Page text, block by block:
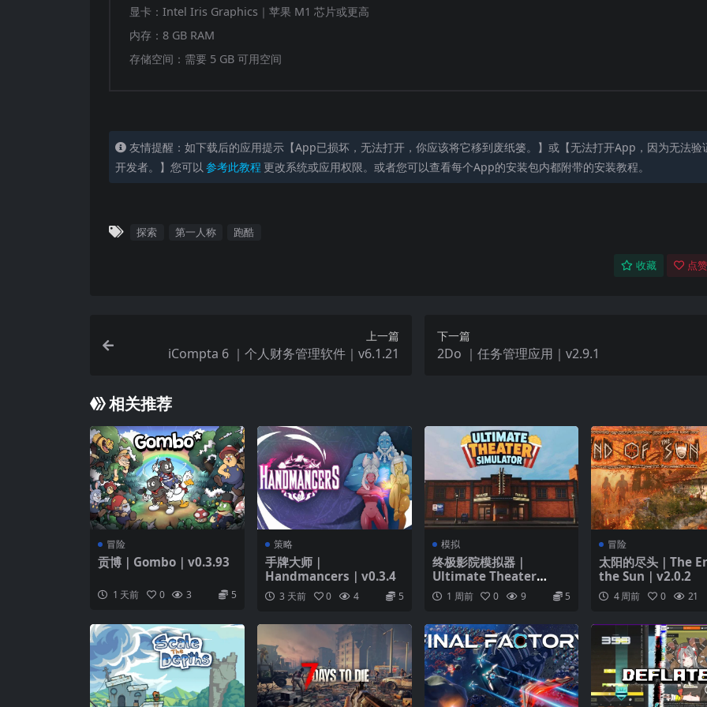
显卡：Intel Iris Graphics｜苹果 M1 芯片或更高
内存：8 GB RAM
存储空间：需要 5 GB 可用空间
友情提醒：如下载后的应用提示【App已损坏，无法打开，你应该将它移到废纸篓。】或【无法打开App，因为无法验
开发者。】您可以 参考此教程 更改系统或应用权限。或者您可以查看每个App的安装包内都附带的安装教程。
探索 第一人称 跑酷
收藏 点
上一篇
iCompta 6 ｜个人财务管理软件｜v6.1.21
下一篇
2Do ｜任务管理应用｜v2.9.1
相关推荐
冒险
贡博｜Gombo｜v0.3.93
1 天前 0 3 5
策略
手牌大师｜
Handmancers｜v0.3.4
3 天前 0 4 5
模拟
终极影院模拟器｜
Ultimate Theater
Simulator｜v1.4.0
1 周前 0 9 5
冒险
太阳的尽头｜The
the Sun｜v2.0.2
4 周前 0 21